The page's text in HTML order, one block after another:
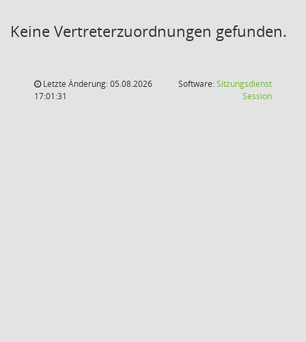
Keine Vertreterzuordnungen gefunden.
Letzte Änderung: 05.08.2026
17:01:31
Software:Sitzungsdienst
Session(Wird in